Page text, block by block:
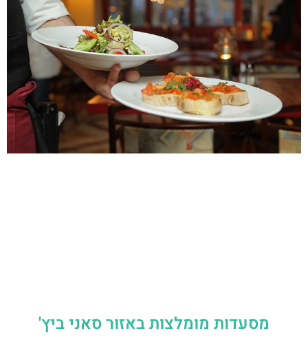
מסעדות מומלצות באזור סאני ביץ'